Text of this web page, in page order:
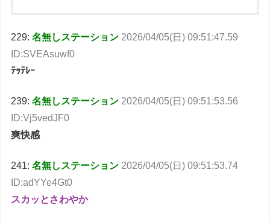
229:名無しステーション 2026/04/05(日) 09:51:47.59
ID:SVEAsuwf0
ﾃｯﾃﾚｰ
239:名無しステーション 2026/04/05(日) 09:51:53.56
ID:Vj5vedJF0
爽快感
241:名無しステーション 2026/04/05(日) 09:51:53.74
ID:adYYe4Gt0
スカッとさわやか